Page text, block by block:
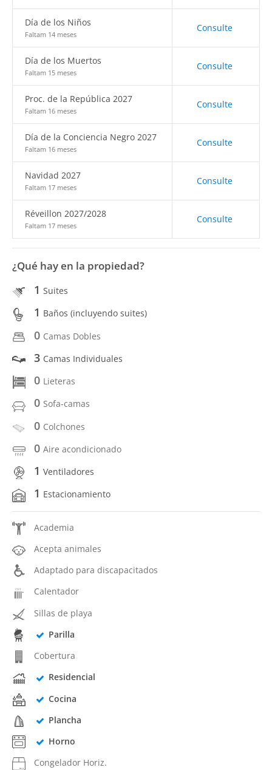
Día de los Niños
Faltam 14 meses
Consulte
Día de los Muertos
Faltam 15 meses
Consulte
Proc. de la República 2027
Faltam 16 meses
Consulte
Día de la Conciencia Negro 2027
Faltam 16 meses
Consulte
Navidad 2027
Faltam 17 meses
Consulte
Réveillon 2027/2028
Faltam 17 meses
Consulte
¿Qué hay en la propiedad?
1 Suites
1 Baños (incluyendo suites)
0 Camas Dobles
3 Camas Individuales
0 Lieteras
0 Sofa-camas
0 Colchones
0 Aire acondicionado
1 Ventiladores
1 Estacionamiento
Academia
Acepta animales
Adaptado para discapacitados
Calentador
Sillas de playa
Parilla
Cobertura
Residencial
Cocina
Plancha
Horno
Congelador Horiz.